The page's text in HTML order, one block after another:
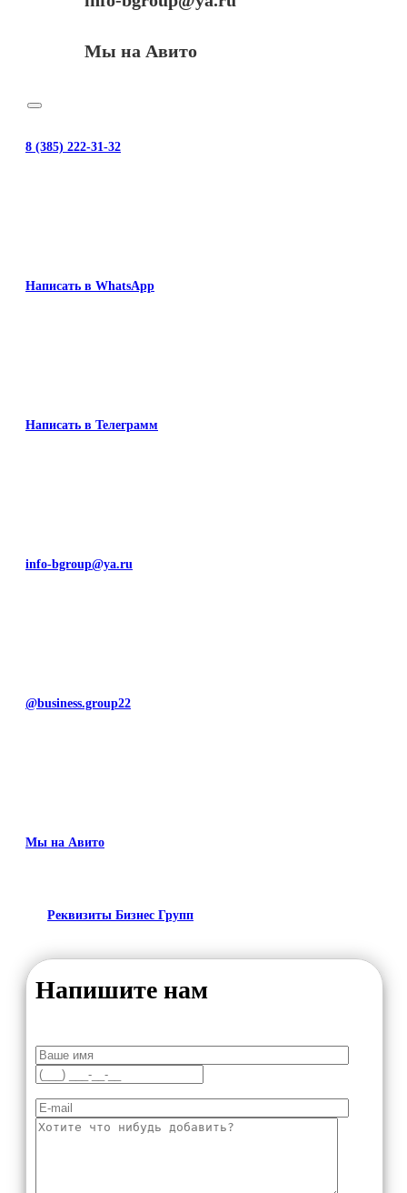
Мы на Авито
8 (385) 222-31-32
Написать в WhatsApp
Написать в Телеграмм
info-bgroup@ya.ru
@business.group22
Мы на Авито
Реквизиты Бизнес Групп
Напишите нам